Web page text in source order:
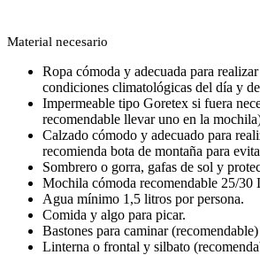
Material necesario
Ropa cómoda y adecuada para
condiciones climatológicas del día y
Impermeable tipo Goretex si fuera
recomendable llevar uno en la
Calzado cómodo y adecuado para
recomienda bota de montaña para
Sombrero o gorra, gafas de sol y
Mochila cómoda recomendable 25/30
Agua mínimo 1,5 litros por persona.
Comida y algo para picar.
Bastones para caminar (recomendable)
Linterna o frontal y silbato